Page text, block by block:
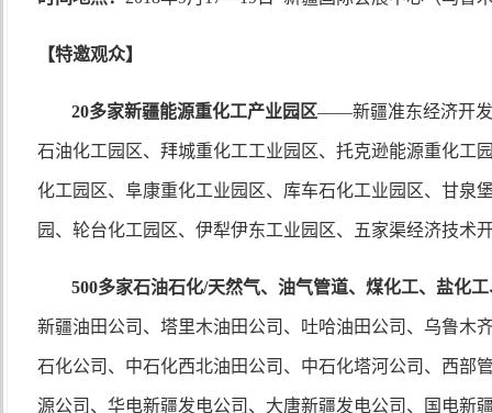
【特邀观众】
20多家新疆能源重化工产业园区——新疆准东经济开
石油化工园区、拜城重化工工业园区、托克逊能源重化工
化工园区、阜康重化工业园区、库车石化工业园区、甘泉
园、轮台化工园区、伊犁伊东工业园区、五家渠经济技术
500多家石油石化/天然气、油气管道、煤化工、盐化
新疆油田公司、塔里木油田公司、吐哈油田公司、乌鲁木
石化公司、中石化西北油田公司、中石化塔河公司、西部
源公司、华电新疆发电公司、大唐新疆发电公司、国电新